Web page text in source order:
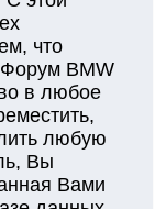
что
BMW
в любое
любую
Вы
Вами